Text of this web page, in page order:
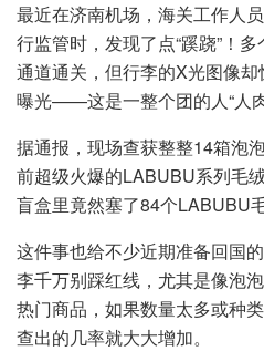
最近在济南机场，海关工作人
行监管时，发现了点“蹊跷”！
通道通关，但行李的X光图像
曝光——这是一整个团的人“人肉
据通报，现场查获整整14箱泡
前超级火爆的LABUBU系列毛
盲盒里竟然塞了84个LABUBU
这件事也给不少近期准备回国
李千万别踩红线，尤其是像泡
热门商品，如果数量太多或种
查出的几率就大大增加。